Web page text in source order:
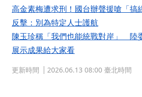
高金素梅遭求刑！國台辦聲援嗆「
反擊：別為特定人士護航
陳玉珍稱「我們也能統戰對岸」 陸
展示成果給大家看
更新時間 2026.06.13 08:00 臺北時間